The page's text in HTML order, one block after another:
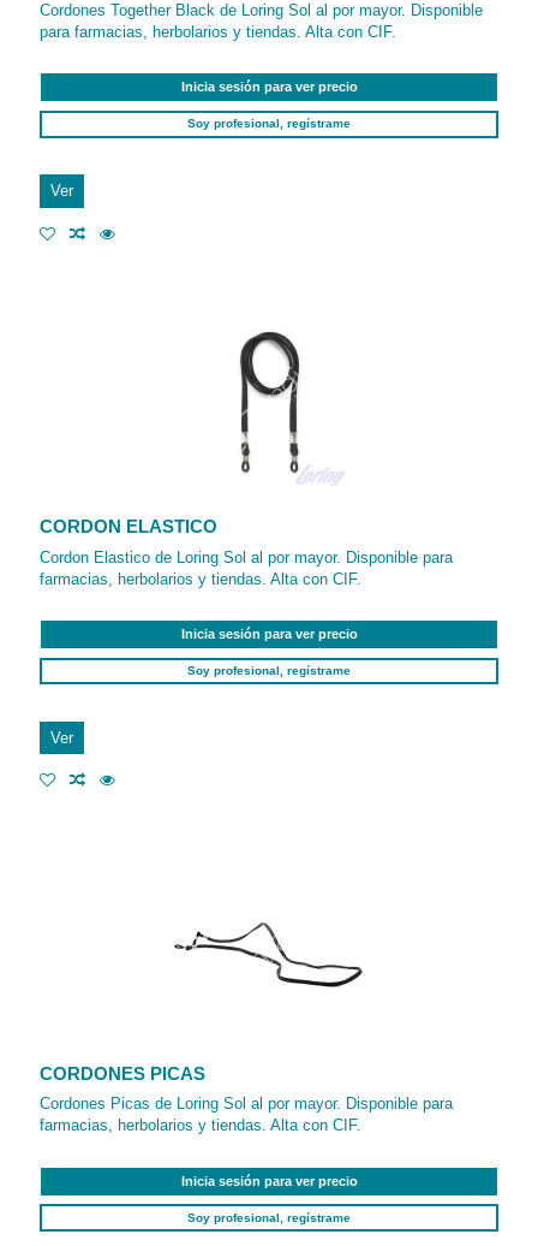
Cordones Together Black de Loring Sol al por mayor. Disponible
para farmacias, herbolarios y tiendas. Alta con CIF.
Inicia sesión para ver precio
Soy profesional, regístrame
Ver
CORDON ELASTICO
Cordon Elastico de Loring Sol al por mayor. Disponible para
farmacias, herbolarios y tiendas. Alta con CIF.
Inicia sesión para ver precio
Soy profesional, regístrame
Ver
CORDONES PICAS
Cordones Picas de Loring Sol al por mayor. Disponible para
farmacias, herbolarios y tiendas. Alta con CIF.
Inicia sesión para ver precio
Soy profesional, regístrame